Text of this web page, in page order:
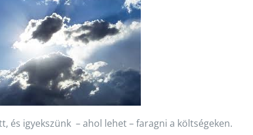
és igyekszünk – ahol lehet – faragni a költségeken.